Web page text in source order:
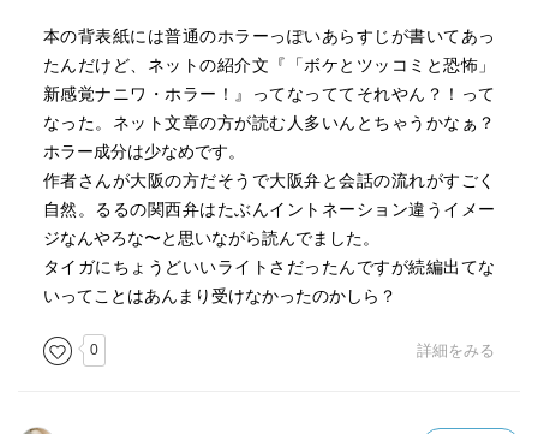
この部分がかなりこの物語の絶望的なシーンをより一層そ
うたらしめていて読んでいてしんどい。彼らが負わされて
いる業もしんどい。るるが彼らに期待していたことを私も
期待していたので、真実を彼らの口からきいたときはなか
なか理解できなかった。そんなひどいことがあるのかよ、
というのが率直な感想。もっと何とかならないのかと思う
が、どうにもならない。ただ、迎える結末に納得ができな
いながら、何とか自分の中で感情の折り合いをつけながら
この結末にを読み終えて、ここに至るまでの絶望と恐怖が
引だが、終わりだけでも救いがあってよかった。 いつもの
最東対地さんのねちっこさはほどほどなのでサクサク読め
冊でした。
本の背表紙には普通のホラーっぽいあらすじが書いてあっ
たんだけど、ネットの紹介文『「ボケとツッコミと恐怖」
新感覚ナニワ・ホラー！』ってなっててそれやん？！って
なった。ネット文章の方が読む人多いんとちゃうかなぁ？
ホラー成分は少なめです。
作者さんが大阪の方だそうで大阪弁と会話の流れがすごく
自然。るるの関西弁はたぶんイントネーション違うイメー
ジなんやろな〜と思いながら読んでました。
タイガにちょうどいいライトさだったんですが続編出てな
いってことはあんまり受けなかったのかしら？
0 詳細をみる